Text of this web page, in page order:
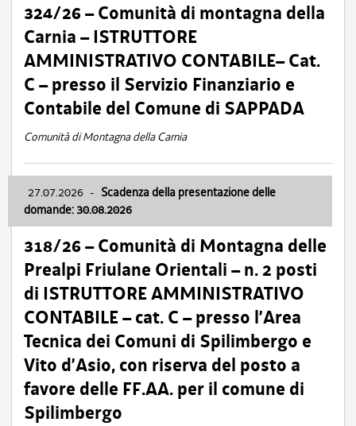
324/26 – Comunità di montagna della
Carnia – ISTRUTTORE
AMMINISTRATIVO CONTABILE– Cat.
C – presso il Servizio Finanziario e
Contabile del Comune di SAPPADA
Comunità di Montagna della Carnia
27.07.2026 - Scadenza della presentazione delle
domande: 30.08.2026
318/26 – Comunità di Montagna delle
Prealpi Friulane Orientali – n. 2 posti
di ISTRUTTORE AMMINISTRATIVO
CONTABILE – cat. C – presso l’Area
Tecnica dei Comuni di Spilimbergo e
Vito d’Asio, con riserva del posto a
favore delle FF.AA. per il comune di
Spilimbergo